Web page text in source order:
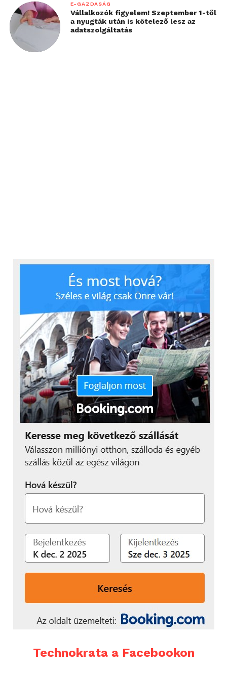
E-GAZDASÁG
Vállalkozók figyelem! Szeptember 1-től
a nyugták után is kötelező lesz az
adatszolgáltatás
Technokrata a Facebookon